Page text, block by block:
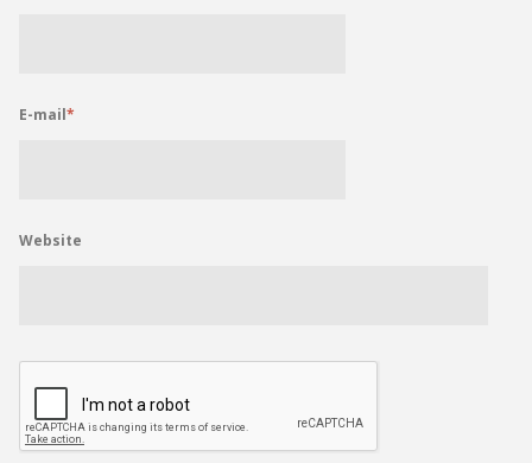
E-mail*
Website